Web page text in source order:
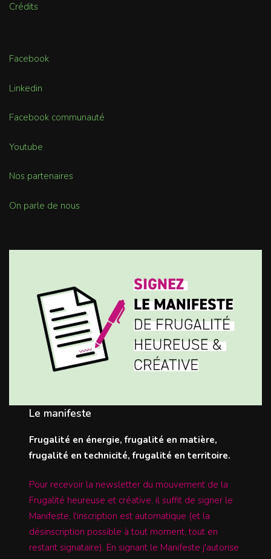
Crédits
Facebook
Linkedin
Facebook communauté
Youtube
Nos partenaires
On parle de nous
Le manifeste
Frugalité en énergie, frugalité en matière,
frugalité en technicité, frugalité en territoire.
Pour recevoir la newsletter du mouvement de la
Frugalité heureuse et créative, il suffit de signer le
Manifeste, l'inscription est automatique (et la
désinscription possible à tout moment, tout en
restant signataire). En signant le Manifeste j'autorise